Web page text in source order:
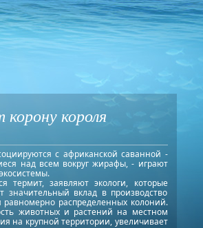
короля
с африканской саванной -
над всем вокруг жирафы, - играют
термит, заявляют экологи, которые
значительный вклад в производство
распределенных колоний.
животных и растений на местном
на крупной территории, увеличивает